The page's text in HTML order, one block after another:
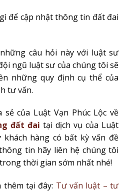
để cập nhật thông tin đất đai
câu hỏi này với luật sư
ngũ luật sư của chúng tôi sẽ
những quy định cụ thể của
tư vấn.
của Luật Vạn Phúc Lộc về
đất đai tại dịch vụ của Luật
khách hàng có bất kỳ vấn đề
tin hãy liên hệ chúng tôi
thời gian sớm nhất nhé!
thêm tại đây: Tư vấn luật – tư